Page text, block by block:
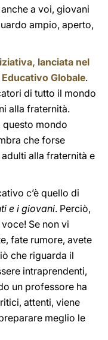
a voi, giovani
ampio, aperto,
lanciata nel
Globale.
di tutto il mondo
alla fraternità.
questo mondo
che forse
alla fraternità e
c’è quello di
e i giovani. Perciò,
Se non vi
fate rumore, avete
che riguarda il
intraprendenti,
un professore ha
attenti, viene
meglio le